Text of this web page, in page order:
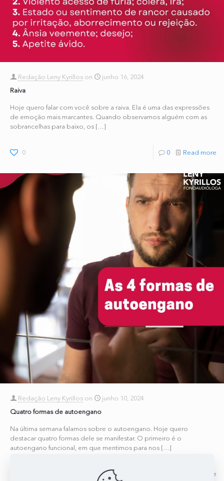
Redação Leny Kyrillos on
junho 16, 2024
Raiva
Hoje quero falar com você sobre a raiva. Ela é uma das expressões
de emoção mais marcantes. Quando observamos alguém com as
sobrancelhas para baixo, os […]
0 0 Read more
Redação Leny Kyrillos on
junho 10, 2024
Quatro formas de autoengano
Na última semana falamos sobre o autoengano. Hoje quero
destacar quatro formas dele se manifestar. O primeiro é o
autoengano funcional, em que mentimos para nos […]
Read more